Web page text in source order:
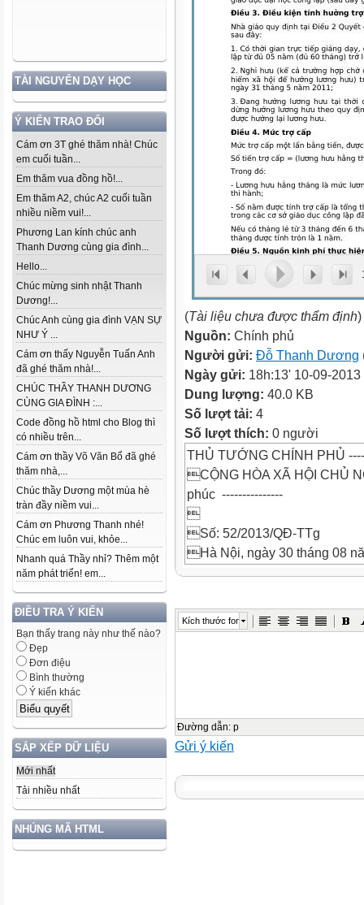
TÀI NGUYÊN DẠY HỌC
Ý KIẾN TRAO ĐỔI
Cám ơn 3T ghé thăm nhà! Chúc
em cuối tuần...
Em thăm vua đồng hồ!...
Em thăm A2, chúc A2 cuối tuần
nhiều niềm vui!...
Phương Lan kính chúc anh
Thanh Dương cùng gia đình...
Hello...
Chúc mừng sinh nhật Thanh
Dương!...
Chúc Anh cùng gia đình VẠN SỰ
NHƯ Ý ...
Cám ơn thấy Nguyễn Tuấn Anh
đã ghé thăm nhà!...
CHÚC THẦY THANH DƯƠNG
CÙNG GIA ĐÌNH :...
Code đồng hồ html cho Blog thì
có nhiều trên...
Cám ơn thầy Võ Văn Bổ đã ghé
thăm nhà,...
Chúc thầy Dương một mùa hè
tràn đầy niềm vui...
Cám ơn Phương Thanh nhé!
Chúc em luôn vui, khỏe...
Nhanh quá Thầy nhỉ? Thêm một
năm phát triển! em...
ĐIỀU TRA Ý KIẾN
Bạn thấy trang này như thế nào?
Đẹp
Đơn điệu
Bình thường
Ý kiến khác
SẮP XẾP DỮ LIỆU
Mới nhất
Tải nhiều nhất
NHÚNG MÃ HTML
(Tài liệu chưa được thẩm định)
Nguồn: Chính phủ
Người gửi: Đỗ Thanh Dương
Ngày gửi: 18h:13' 10-09-2013
Dung lượng: 40.0 KB
Số lượt tải: 4
Số lượt thích: 0 người
THỦ TƯỚNG CHÍNH PHỦ
CỘNG HÒA XÃ HỘI CHỦ
phúc ---------------

Số: 52/2013/QĐ-TTg
Hà Nội, ngày 30 tháng 08
QUYẾT ĐỊNH
QUY ĐỊNH CHẾ ĐỘ TRỢ
Quốc hội khóa XIII về chất
hội khóa XIII;
Kích thước font
Đường dẫn: p
Gửi ý kiến